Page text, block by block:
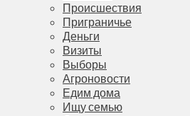
Происшествия
Приграничье
Деньги
Визиты
Выборы
Агроновости
Едим дома
Ищу семью